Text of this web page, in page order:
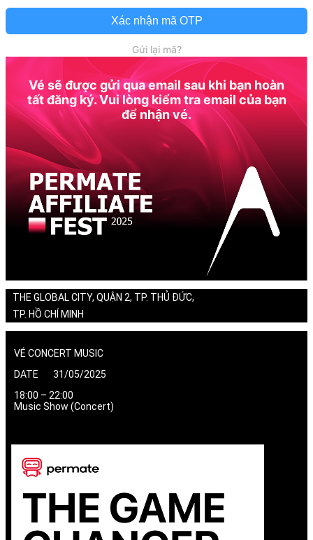
Xác nhận mã OTP
Gửi lại mã?
Vé sẽ được gửi qua email sau khi bạn hoàn
tất đăng ký. Vui lòng kiểm tra email của bạn
để nhận vé.
THE GLOBAL CITY, QUẬN 2, TP. THỦ ĐỨC,
TP. HỒ CHÍ MINH
VÉ CONCERT MUSIC
DATE 31/05/2025
18:00 – 22:00
Music Show (Concert)